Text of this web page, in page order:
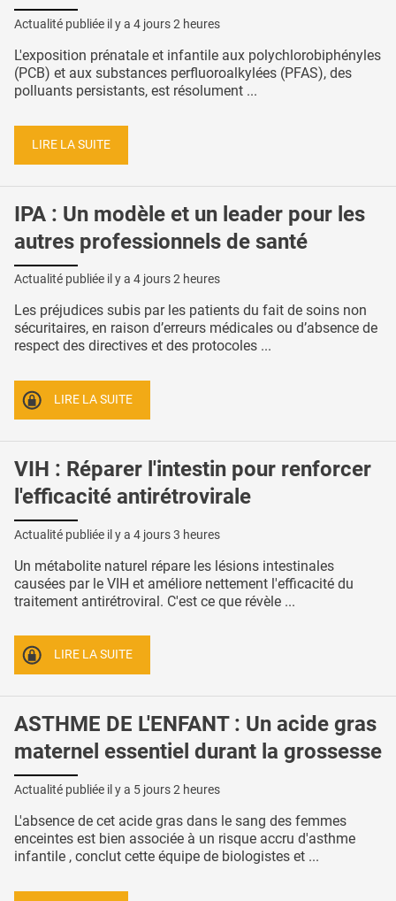
Actualité publiée il y a 4 jours 2 heures
L'exposition prénatale et infantile aux polychlorobiphényles
(PCB) et aux substances perfluoroalkylées (PFAS), des
polluants persistants, est résolument ...
LIRE LA SUITE
IPA : Un modèle et un leader pour les
autres professionnels de santé
Actualité publiée il y a 4 jours 2 heures
Les préjudices subis par les patients du fait de soins non
sécuritaires, en raison d’erreurs médicales ou d’absence de
respect des directives et des protocoles ...
LIRE LA SUITE
VIH : Réparer l'intestin pour renforcer
l'efficacité antirétrovirale
Actualité publiée il y a 4 jours 3 heures
Un métabolite naturel répare les lésions intestinales
causées par le VIH et améliore nettement l'efficacité du
traitement antirétroviral. C'est ce que révèle ...
LIRE LA SUITE
ASTHME DE L'ENFANT : Un acide gras
maternel essentiel durant la grossesse
Actualité publiée il y a 5 jours 2 heures
L'absence de cet acide gras dans le sang des femmes
enceintes est bien associée à un risque accru d'asthme
infantile , conclut cette équipe de biologistes et ...